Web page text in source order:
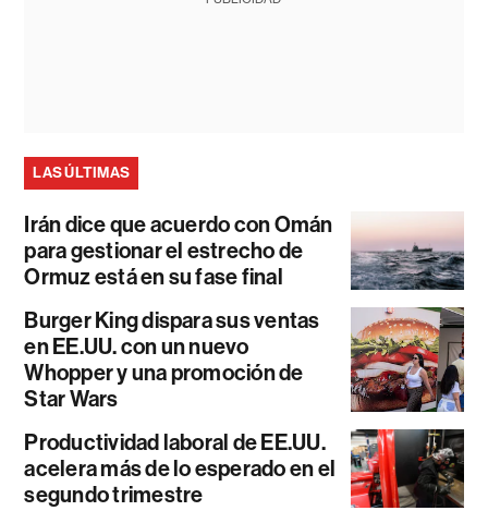
LAS ÚLTIMAS
Irán dice que acuerdo con Omán
para gestionar el estrecho de
Ormuz está en su fase final
Burger King dispara sus ventas
en EE.UU. con un nuevo
Whopper y una promoción de
Star Wars
Productividad laboral de EE.UU.
acelera más de lo esperado en el
segundo trimestre